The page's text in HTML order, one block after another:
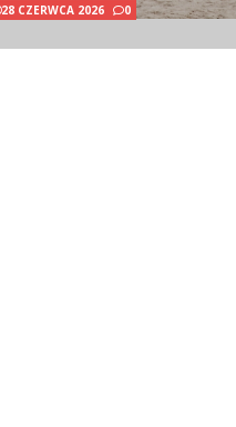
28 CZERWCA 2026 0